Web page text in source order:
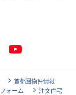
首都圏物件情報
ォーム 注文住宅